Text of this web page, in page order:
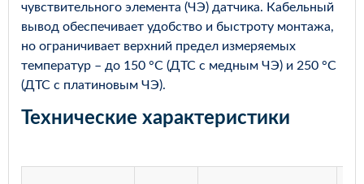
чувствительного элемента (ЧЭ) датчика. Кабельный
вывод обеспечивает удобство и быстроту монтажа,
но ограничивает верхний предел измеряемых
температур – до 150 °С (ДТС с медным ЧЭ) и 250 °С
(ДТС с платиновым ЧЭ).
Технические характеристики